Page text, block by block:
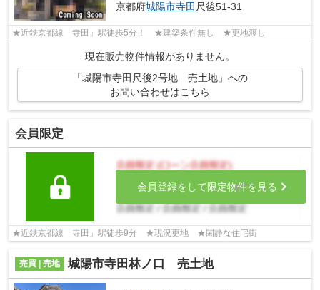
京都府城陽市寺田 尺後51-31
★近鉄京都線「寺田」駅徒歩5分！ ★建築条件無し ★更地渡し
現在販売物件情報がありません。
「城陽市寺田尺後2号地 売土地」への
お問い合わせはこちら
会員限定
会員登録をして限定物件を見る
★近鉄京都線「寺田」駅徒歩9分 ★現況更地 ★閑静な住宅街
売買 | 売地 城陽市寺田林ノ口 売土地